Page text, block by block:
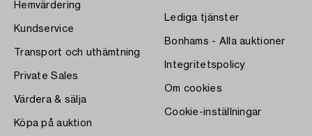
Hemvärdering
Kundservice
Transport och uthämtning
Private Sales
Värdera & sälja
Köpa på auktion
Lediga tjänster
Bonhams - Alla auktioner
Integritetspolicy
Om cookies
Cookie-inställningar